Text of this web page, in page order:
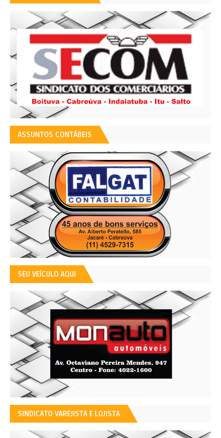
ASSUNTOS CONTÁBEIS
SEU VEÍCULO AQUI
SINDICATO VAREJISTA E LOJISTA